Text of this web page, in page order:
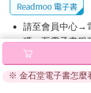
請至會員中心→
碼』至電子書服
退換貨須知：
因版權保護，您
※ 金石堂電子書怎麼